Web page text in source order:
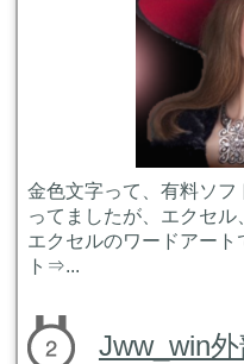
金色文字って、有料ソ
ってましたが、エクセル
エクセルのワードアート
ト⇒...
Jww_win